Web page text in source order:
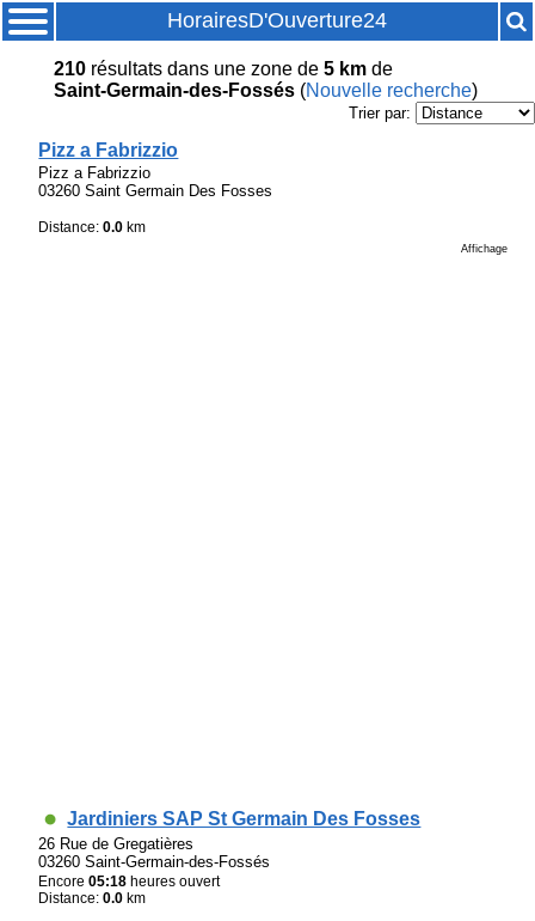
HorairesD'Ouverture24
210résultatsdans une zone de 5 kmde
Saint-Germain-des-Fossés(Nouvelle recherche)
Trier par:
Pizz a Fabrizzio
Pizz a Fabrizzio
03260 Saint Germain Des Fosses
Distance:0.0 km
Affichage
Jardiniers SAP St Germain Des Fosses
26 Rue de Gregatières
03260 Saint-Germain-des-Fossés
Encore05:18 heures ouvert
Distance:0.0 km